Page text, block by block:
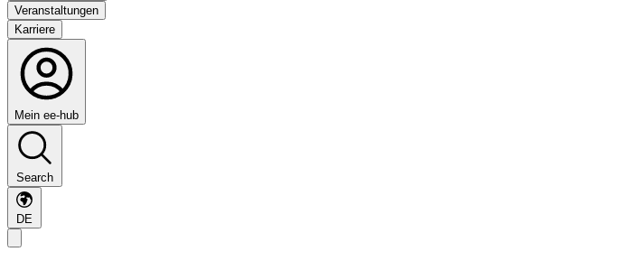
Veranstaltungen
Karriere
Mein ee-hub
Search
DE